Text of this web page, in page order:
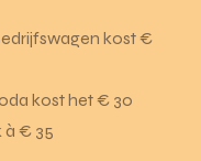
kost €
kost het € 30
à € 35